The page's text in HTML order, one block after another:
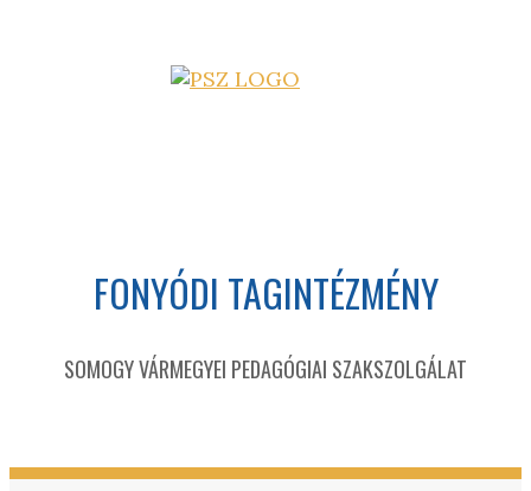
FONYÓDI TAGINTÉZMÉNY
SOMOGY VÁRMEGYEI PEDAGÓGIAI SZAKSZOLGÁLAT